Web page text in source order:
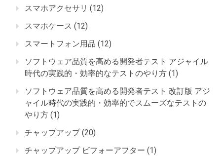
スマホアクセサリ (12)
スマホケース (12)
スマートフォン用品 (12)
ソフトウェア品質を高める開発者テスト アジャイル
時代の実践的・効率的なテストのやり方 (1)
ソフトウェア品質を高める開発者テスト 改訂版 アジ
ャイル時代の実践的・効率的でスムーズなテストの
やり方 (1)
チャップアップ(20)
チャップアップ ビフォーアフター (1)